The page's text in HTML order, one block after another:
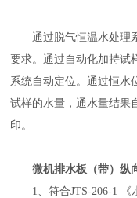
通过脱气恒温水处理
要求。通过自动化加持试
系统自动定位。通过恒水
试样的水量，通水量结果
印。
微机排水板（带）纵
1
、符合JTS-206-1